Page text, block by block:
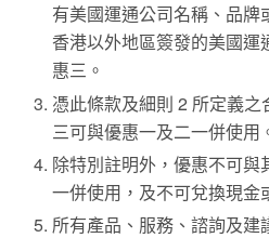
有美國運通公司名稱、品牌
香港以外地區簽發的美國運
惠三。
憑此條款及細則 2 所定義
三可與優惠一及二一併使用
除特別註明外，優惠不可與
一併使用，及不可兌換現金
所有產品、服務、諮詢及建